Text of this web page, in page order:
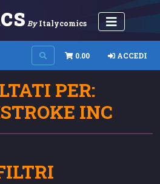
By Italycomics
0.00 ACCEDI
PER:
INC